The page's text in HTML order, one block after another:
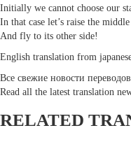
Initially we cannot choose our
In that case let’s raise the
And fly to its other side!
English translation from
Все свежие новости
Read all the latest translation
RELATED